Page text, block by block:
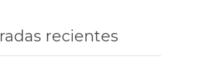
recientes